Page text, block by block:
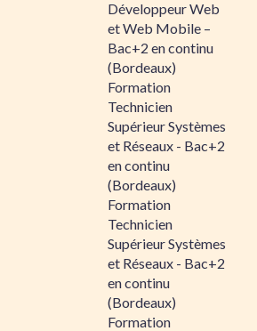
Développeur Web
et Web Mobile –
Bac+2 en continu
(Bordeaux)
Formation
Technicien
Supérieur Systèmes
et Réseaux - Bac+2
en continu
(Bordeaux)
Formation
Technicien
Supérieur Systèmes
et Réseaux - Bac+2
en continu
(Bordeaux)
Formation